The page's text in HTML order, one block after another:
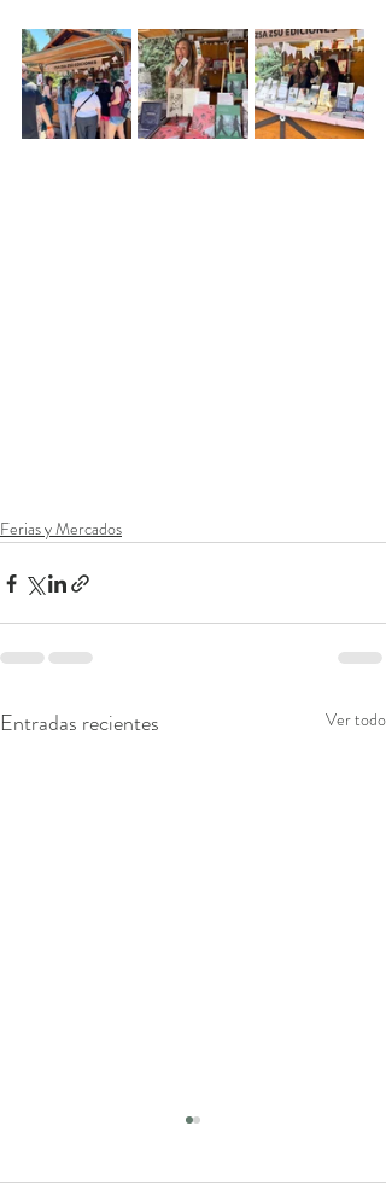
Ferias y Mercados
Entradas recientes Ver todo